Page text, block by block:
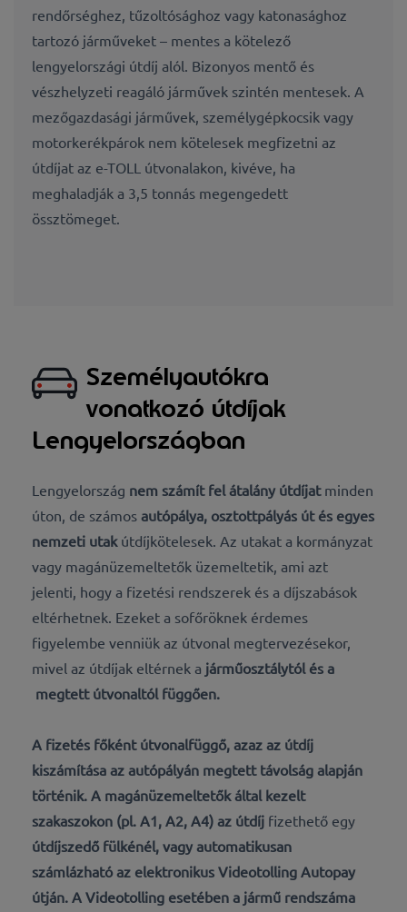
rendőrséghez, tűzoltósághoz vagy katonasághoz
tartozó járműveket – mentes a kötelező
lengyelországi útdíj alól. Bizonyos mentő és
vészhelyzeti reagáló járművek szintén mentesek. A
mezőgazdasági járművek, személygépkocsik vagy
motorkerékpárok nem kötelesek megfizetni az
útdíjat az e-TOLL útvonalakon, kivéve, ha
meghaladják a 3,5 tonnás megengedett
össztömeget.
Személyautókra
vonatkozó útdíjak
Lengyelországban
Lengyelország nem számít fel átalány útdíjatminden
úton, de számos autópálya, osztottpályás út és egyes
nemzeti utakútdíjkötelesek. Az utakat a kormányzat
vagy magánüzemeltetők üzemeltetik, ami azt
jelenti, hogy a fizetési rendszerek és a díjszabások
eltérhetnek. Ezeket a sofőröknek érdemes
figyelembe venniük az útvonal megtervezésekor,
mivel az útdíjak eltérnek a járműosztálytól és a
megtett útvonaltól függően.
A fizetés főként útvonalfüggő, azaz az útdíj
kiszámítása az autópályán megtett távolság alapján
történik. A magánüzemeltetőkáltal kezelt
szakaszokon (pl. A1, A2, A4) az útdíj fizethető egy
útdíjszedő fülkénél, vagy automatikusan
számlázható az elektronikus Videotolling Autopay
útján. A Videotolling esetében a jármű rendszáma